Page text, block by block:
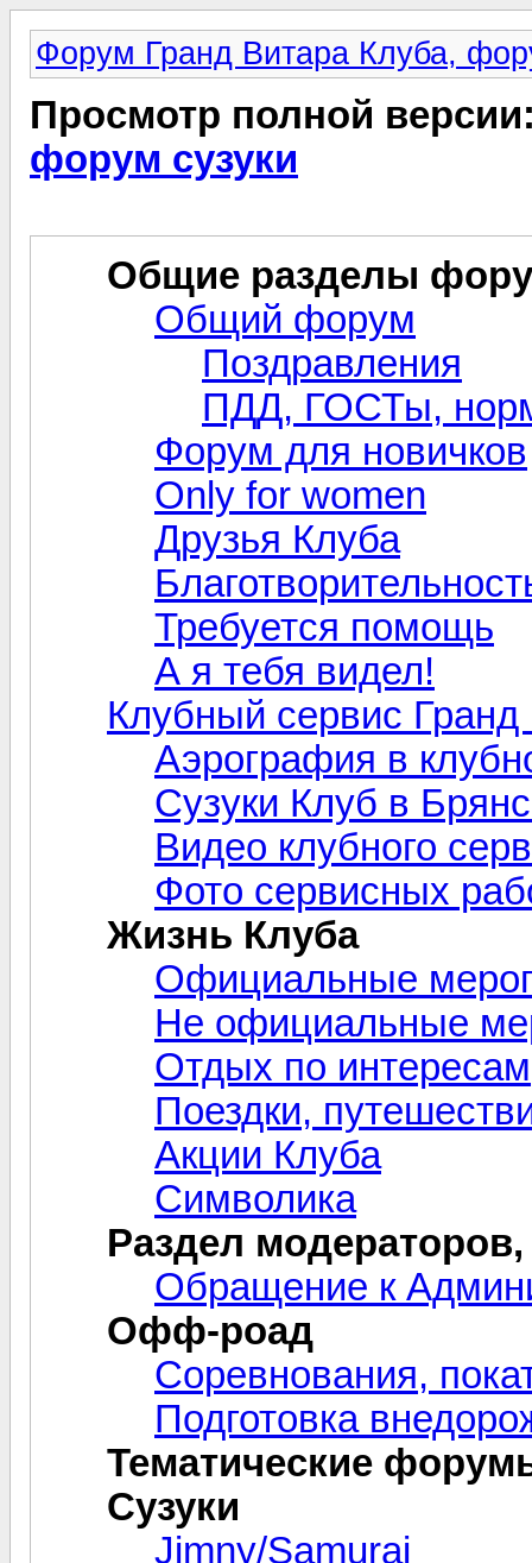
Форум Гранд Витара Клуба,
Просмотр полной
форум сузуки
Общие разделы
Общий форум
Поздравления
ПДД, ГОСТы,
Форум для новичков
Only for women
Друзья Клуба
Требуется помощь
А я тебя видел!
Клубный сервис
Аэрография в
Сузуки Клуб в
Видео клубного
Фото сервисных
Жизнь Клуба
Официальные
Не официальные
Отдых по интересам
Поездки,
Акции Клуба
Символика
Раздел
Обращение к
Офф-роад
Соревнования,
Подготовка
Тематические
Сузуки
Jimny/Samurai